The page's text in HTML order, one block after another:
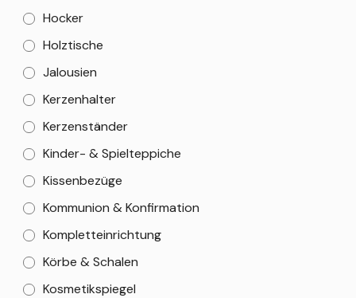
Hocker
Holztische
Jalousien
Kerzenhalter
Kerzenständer
Kinder- & Spielteppiche
Kissenbezüge
Kommunion & Konfirmation
Kompletteinrichtung
Körbe & Schalen
Kosmetikspiegel